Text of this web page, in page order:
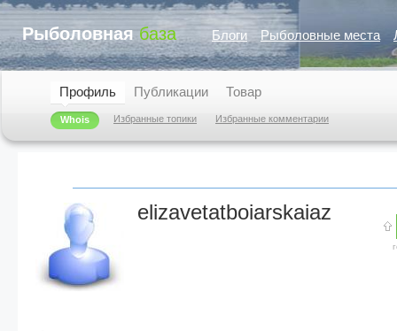
Рыболовная база Блоги Рыболовные места
Профиль
Whois Избранные топики Избранные комментарии
Публикации Товар
elizavetatboiarskaiaz